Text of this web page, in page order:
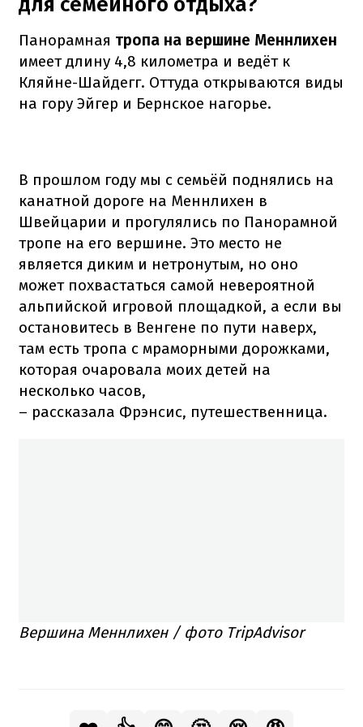
Панорамная тропа на вершине Меннлихен
имеет длину 4,8 километра и ведёт к
Кляйне-Шайдегг. Оттуда открываются виды
на гору Эйгер и Бернское нагорье.
В прошлом году мы с семьёй поднялись на
канатной дороге на Меннлихен в
Швейцарии и прогулялись по Панорамной
тропе на его вершине. Это место не
является диким и нетронутым, но оно
может похвастаться самой невероятной
альпийской игровой площадкой, а если вы
остановитесь в Венгене по пути наверх,
там есть тропа с мраморными дорожками,
которая очаровала моих детей на
несколько часов,
– рассказала Фрэнсис, путешественница.
Вершина Меннлихен / фото TripAdvisor